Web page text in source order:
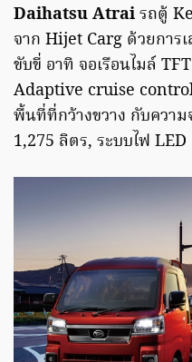
Daihatsu Atraiรถตู้
จาก Hijet Carg ด้วยการ
ขับขี่ อาทิ จอเรือนไมล์
Adaptive cruise
พื้นที่ที่กว้างขวาง กับควา
1,275 ลิตร, ระบบไฟ